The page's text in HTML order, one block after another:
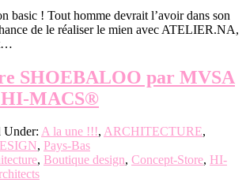
basic ! Tout homme devrait l’avoir dans son
de le réaliser le mien avec ATELIER.NA,
SHOEBALOO par MVSA
MACS®
Under: A la une !!!, ARCHITECTURE,
, Pays-Bas
, Boutique design, Concept-Store, HI-